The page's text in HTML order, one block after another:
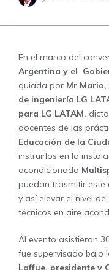
En el marco del
Argentina y el
guiada por Mr
de ingeniería LG
para LG LATAM,
docentes de las
Educación de la
instruirlos en la
acondicionado
puedan trasmitir este
y así elevar el nivel
técnicos en aire
Al evento asistieron
fue supervisado bajo
Laffue, presidente y